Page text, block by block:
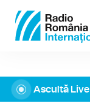
Ascultă Live